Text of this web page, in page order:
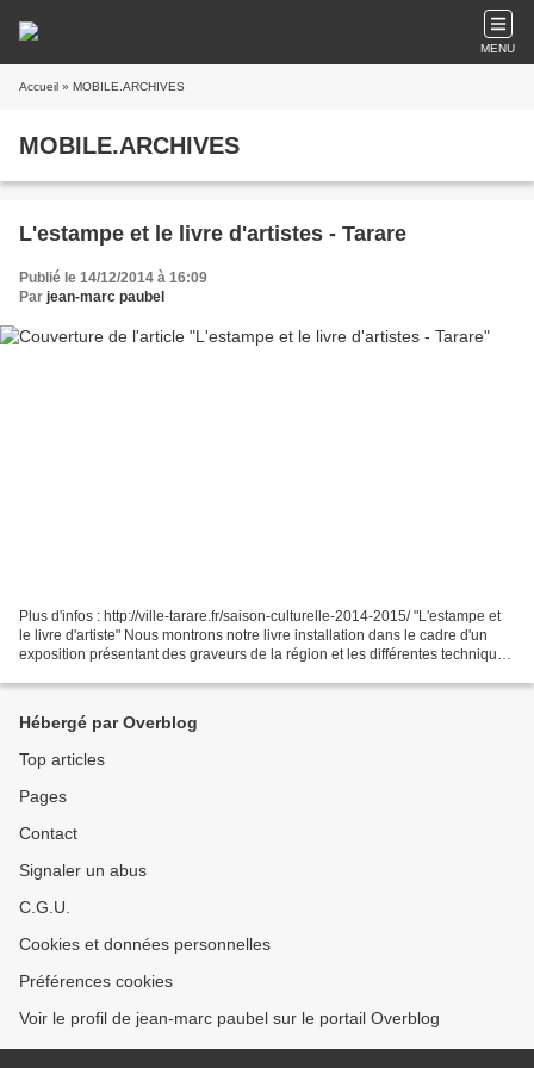
MENU
Accueil » MOBILE.ARCHIVES
MOBILE.ARCHIVES
L'estampe et le livre d'artistes - Tarare
Publié le 14/12/2014 à 16:09
Par jean-marc paubel
Plus d'infos : http://ville-tarare.fr/saison-culturelle-2014-2015/ "L'estampe et
le livre d'artiste" Nous montrons notre livre installation dans le cadre d'un
exposition présentant des graveurs de la région et les différentes techniques
Hébergé par Overblog
Top articles
Pages
Contact
Signaler un abus
C.G.U.
Cookies et données personnelles
Préférences cookies
Voir le profil de jean-marc paubel sur le portail Overblog